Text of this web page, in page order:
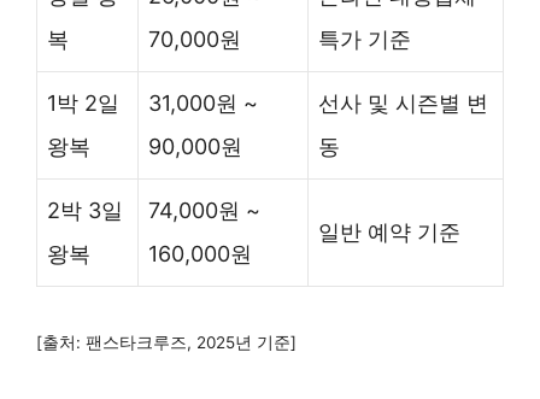
복
70,000원
특가 기준
1박 2일
왕복
31,000원 ~
90,000원
선사 및 시즌별 변
동
2박 3일
왕복
74,000원 ~
160,000원
일반 예약 기준
[출처: 팬스타크루즈, 2025년 기준]